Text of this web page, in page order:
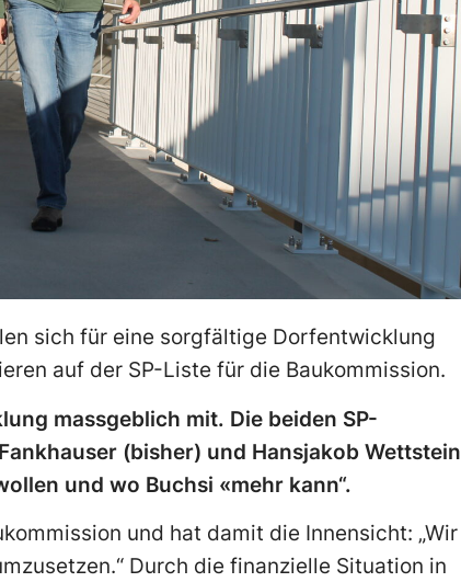
sich für eine sorgfältige Dorfentwicklung
auf der SP-Liste für die Baukommission.
massgeblich mit. Die beiden SP-
(bisher) und Hansjakob Wettstein
und wo Buchsi «mehr kann“.
und hat damit die Innensicht: „Wir
Durch die finanzielle Situation in